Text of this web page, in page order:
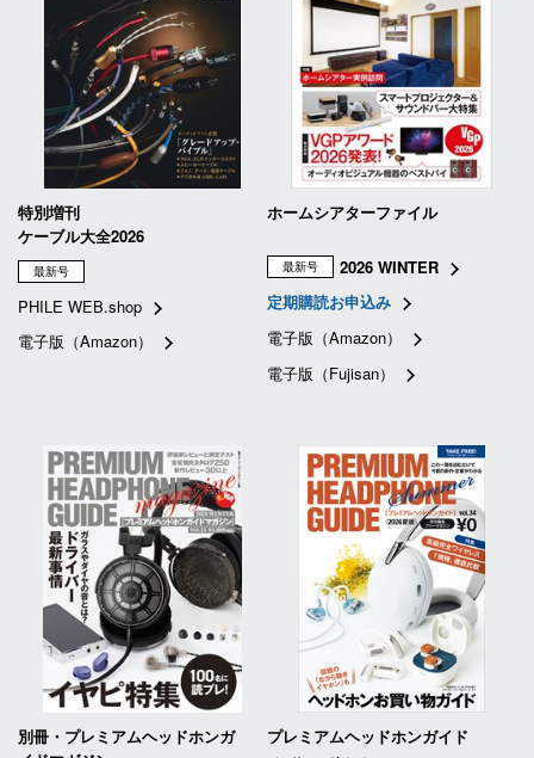
特別増刊
ケーブル大全2026
最新号
PHILE WEB.shop
電子版（Amazon）
ホームシアターファイル
最新号
2026 WINTER
定期購読お申込み
電子版（Amazon）
電子版（Fujisan）
別冊・プレミアムヘッドホンガ
プレミアムヘッドホンガイド